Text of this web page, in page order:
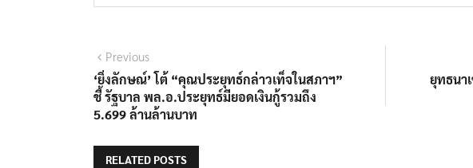
แนะแนว
เรื่อง
PreviousPrevious
post:
‘ยิ่งลักษณ์’ โต้ “คุณประยุทธ์กล่าวเท็จในสภาฯ”
ชี้ รัฐบาล พล.อ.ประยุทธ์มียอดเงินกู้รวมถึง
5.699 ล้านล้านบาท
ยุทธนา
RELATED POSTS